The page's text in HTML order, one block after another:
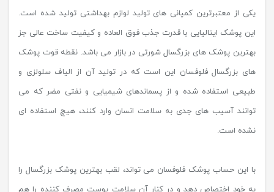
یکی از معتبرترین کمپانی های تولید لوازم بهداشتی تولید شده است.
این پوشک ایتالیایی با قدرت جذب فوق العاده و کیفیت ساخت عالی جز
بهترین پوشک های بزرگسال شورتی در بازار می باشد. نقطه قوت پوشک
های بزرگسال فلوفسان این است که در تولید آن از الیاف سلولزی و
طبیعی استفاده شده و از پسماندهای شیمیایی و نفتی مضر که می
توانند آسیب های جدی به سلامت انسان وارد کنند، هیچ استفاده ای
نشده است.
با این حساب پوشک فلوفسان می تواند، لقب بهترین پوشک بزرگسال را
به خود اختصاص دهد و در کنار آن سلامت پوست مصرف کننده را هم